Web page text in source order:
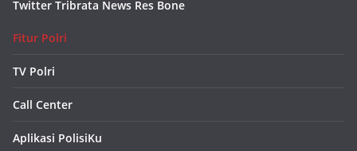
Twitter Tribrata News Res Bone
Fitur Polri
TV Polri
Call Center
Aplikasi PolisiKu